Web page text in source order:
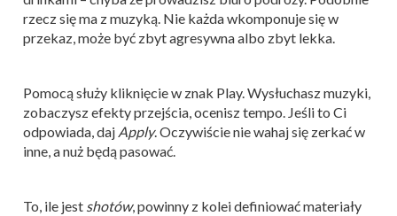
rzecz się ma z muzyką. Nie każda wkomponuje się w
przekaz, może być zbyt agresywna albo zbyt lekka.
Pomocą służy kliknięcie w znak Play. Wysłuchasz muzyki,
zobaczysz efekty przejścia, ocenisz tempo. Jeśli to Ci
odpowiada, daj Apply. Oczywiście nie wahaj się zerkać w
inne, a nuż będą pasować.
To, ile jest shotów, powinny z kolei definiować materiały